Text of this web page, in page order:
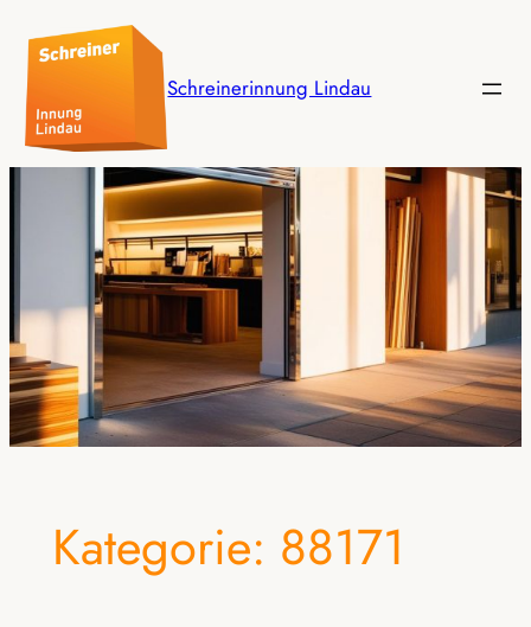
Schreinerinnung Lindau
Kategorie: 88171